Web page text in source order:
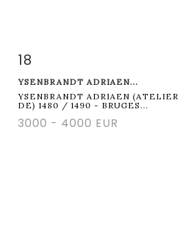
Fiche détaillée
18
YSENBRANDT ADRIAEN...
YSENBRANDT ADRIAEN (ATELIER
DE) 1480 / 1490 - BRUGES...
3000 - 4000 EUR